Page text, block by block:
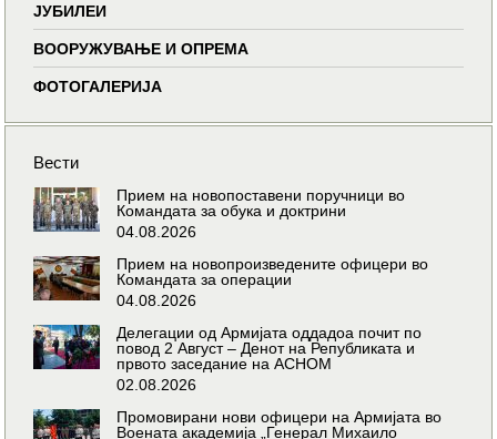
ЈУБИЛЕИ
ВООРУЖУВАЊЕ И ОПРЕМА
ФОТОГАЛЕРИЈА
Вести
Прием на новопоставени поручници во
Командата за обука и доктрини
04.08.2026
Прием на новопроизведените офицери во
Командата за операции
04.08.2026
Делегации од Армијата оддадоа почит по
повод 2 Август – Денот на Републиката и
првото заседание на АСНОМ
02.08.2026
Промовирани нови офицери на Армијата во
Воената академија „Генерал Михаило